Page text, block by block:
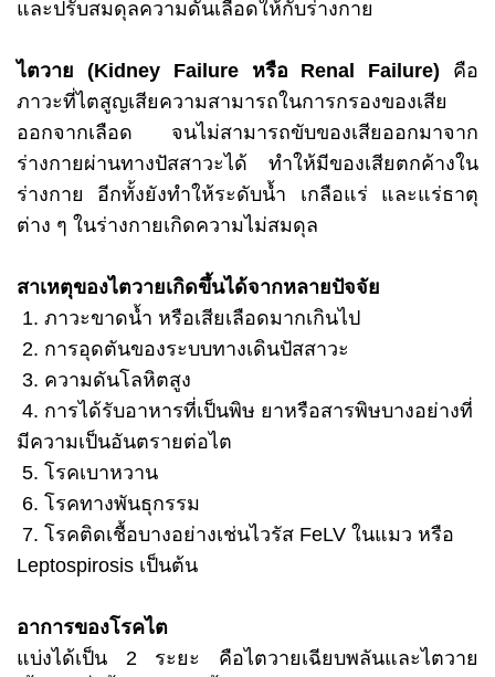
และปรับสมดุลความดันเลือดให้กับร่างกาย
ไตวาย (Kidney Failure หรือ Renal Failure) คือ
ภาวะที่ไตสูญเสียความสามารถในการกรองของเสีย
ออกจากเลือด จนไม่สามารถขับของเสียออกมาจาก
ร่างกายผ่านทางปัสสาวะได้ ทำให้มีของเสียตกค้างใน
ร่างกาย อีกทั้งยังทำให้ระดับน้ำ เกลือแร่ และแร่ธาตุ
ต่าง ๆ ในร่างกายเกิดความไม่สมดุล
สาเหตุของไตวายเกิดขึ้นได้จากหลายปัจจัย
1. ภาวะขาดน้ำ หรือเสียเลือดมากเกินไป
2. การอุดตันของระบบทางเดินปัสสาวะ
3. ความดันโลหิตสูง
4. การได้รับอาหารที่เป็นพิษ ยาหรือสารพิษบางอย่างที่
มีความเป็นอันตรายต่อไต
5. โรคเบาหวาน
6. โรคทางพันธุกรรม
7. โรคติดเชื้อบางอย่างเช่นไวรัส FeLV ในแมว หรือ
Leptospirosis เป็นต้น
อาการของโรคไต
แบ่งได้เป็น 2 ระยะ คือไตวายเฉียบพลันและไตวาย